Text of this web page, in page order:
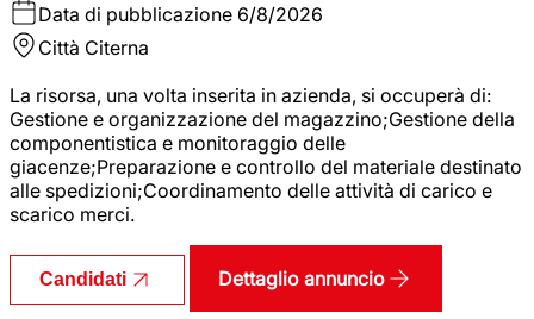
Data di pubblicazione 6/8/2026
Città Citerna
La risorsa, una volta inserita in azienda, si occuperà di:
Gestione e organizzazione del magazzino;Gestione della
componentistica e monitoraggio delle
giacenze;Preparazione e controllo del materiale destinato
alle spedizioni;Coordinamento delle attività di carico e
scarico merci.
Candidati Dettaglio annuncio